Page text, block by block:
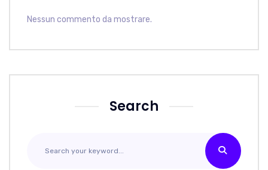
Nessun commento da mostrare.
Search